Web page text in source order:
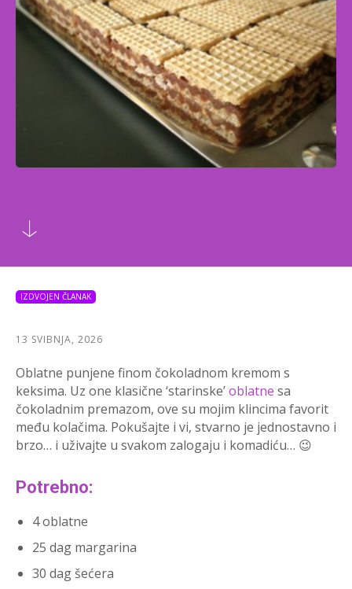
IZDVOJEN ČLANAK
13 SVIBNJA, 2026
Oblatne punjene finom čokoladnom kremom s
keksima. Uz one klasične ‘starinske’oblatne sa
čokoladnim premazom, ove su mojim klincima favorit
među kolačima. Pokušajte i vi, stvarno je jednostavno i
brzo… i uživajte u svakom zalogaju i komadiću… 😉
Potrebno:
4 oblatne
25 dag margarina
30 dag šećera